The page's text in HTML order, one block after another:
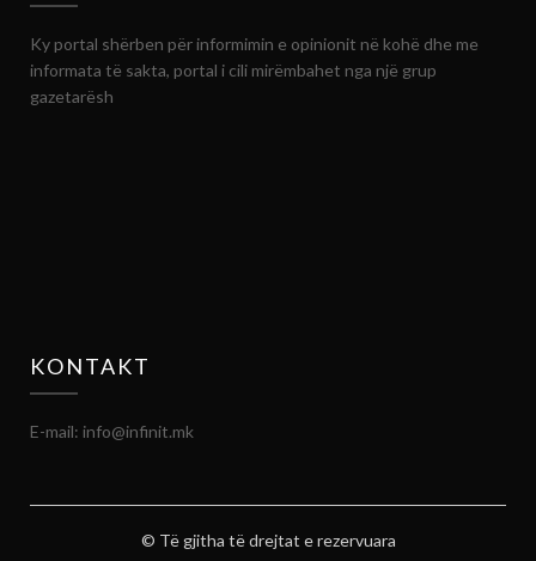
Ky portal shërben për informimin e opinionit në kohë dhe me
informata të sakta, portal i cili mirëmbahet nga një grup
gazetarësh
KONTAKT
E-mail: info@infinit.mk
© Të gjitha të drejtat e rezervuara